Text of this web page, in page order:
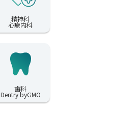
精神科
心療内科
歯科
Dentry byGMO